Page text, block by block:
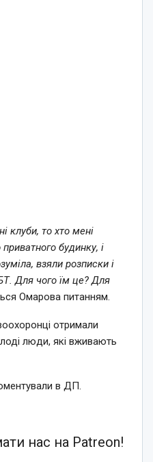
клуби, то хто мені
будинку, і
взяли розписки і
Для чого їм це? Для
Омарова питанням.
отримали
люди, які вживають
в ДП.
нас на Patreon!